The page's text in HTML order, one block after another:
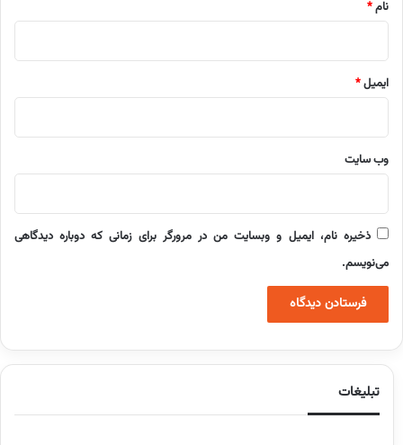
نام*
ایمیل*
وب‌ سایت
ذخیره نام، ایمیل و وبسایت من در مرورگر برای زمانی که دوباره دیدگاهی
می‌نویسم.
تبلیغات